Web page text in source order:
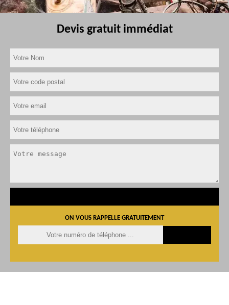
Devis gratuit immédiat
ON VOUS RAPPELLE GRATUITEMENT